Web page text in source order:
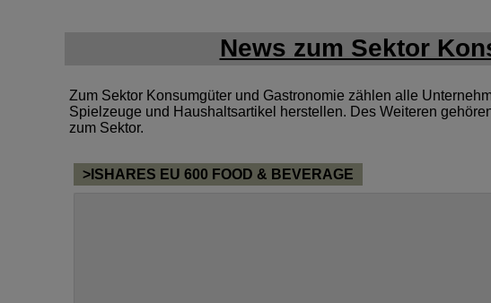
News zum Sektor
Zum Sektor Konsumgüter und Gastronomie zählen alle
Spielzeuge und Haushaltsartikel herstellen. Des Weiteren
zum Sektor.
>ISHARES EU 600 FOOD & BEVERAGE